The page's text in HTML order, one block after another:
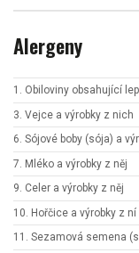
Alergeny
1. Obiloviny obsahující
3. Vejce a výrobky z nich
6. Sójové boby (sója) a
7. Mléko a výrobky z něj
9. Celer a výrobky z něj
10. Hořčice a výrobky z ní
11. Sezamová semena